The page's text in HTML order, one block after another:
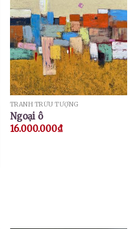
TRANH TRỪU TƯỢNG
Ngoại ô
16.000.000₫